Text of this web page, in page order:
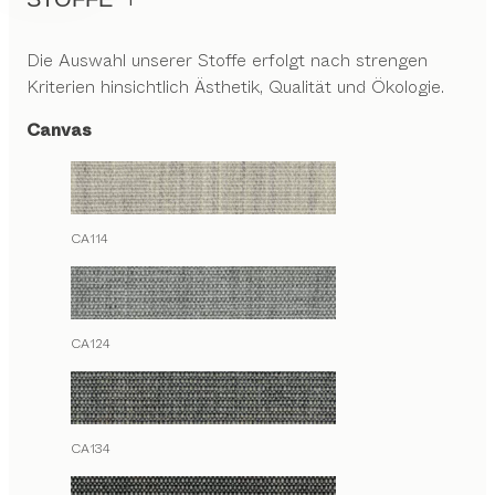
Die Auswahl unserer Stoffe erfolgt nach strengen
Kriterien hinsichtlich Ästhetik, Qualität und Ökologie.
Canvas
CA114
CA124
CA134